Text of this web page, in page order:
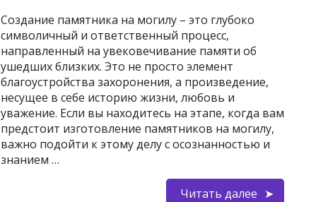
Создание памятника на могилу – это глубоко
символичный и ответственный процесс,
направленный на увековечивание памяти об
ушедших близких. Это не просто элемент
благоустройства захоронения, а произведение,
несущее в себе историю жизни, любовь и
уважение. Если вы находитесь на этапе, когда вам
предстоит изготовление памятников на могилу,
важно подойти к этому делу с осознанностью и
знанием …
Читать далее